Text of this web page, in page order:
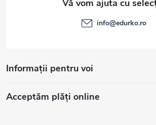
Informații pentru voi
Acceptăm plăţi online
info@edurko.ro